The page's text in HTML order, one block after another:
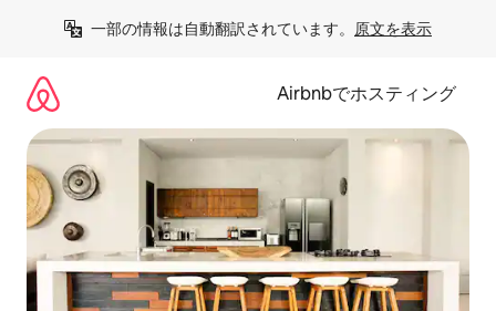
一部の情報は自動翻訳されています。 原文を表示
Airbnbでホスティング